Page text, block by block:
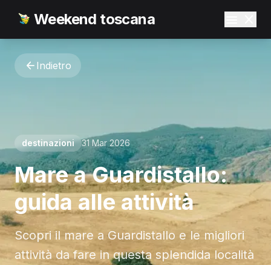
Weekend toscana
Indietro
destinazioni 31 Mar 2026
Mare a Guardistallo:
guida alle attività
Scopri il mare a Guardistallo e le migliori
attività da fare in questa splendida località